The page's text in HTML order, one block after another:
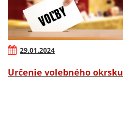
29.01.2024
Určenie volebného okrsku